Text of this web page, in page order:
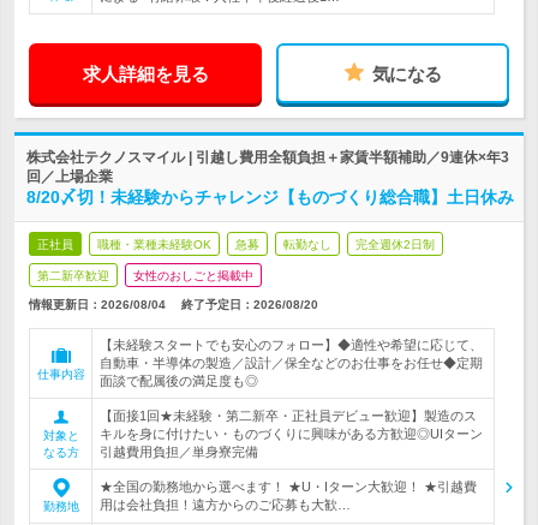
求人詳細を見る 気になる
株式会社テクノスマイル | 引越し費用全額負担＋家賃半額補助／9連休×年3
回／上場企業
8/20〆切！未経験からチャレンジ【ものづくり総合職】土日休み
正社員 職種・業種未経験OK 急募 転勤なし 完全週休2日制
第二新卒歓迎 女性のおしごと掲載中
情報更新日：2026/08/04 終了予定日： 2026/08/20
仕事内容
【未経験スタートでも安心のフォロー】◆適性や希望に応じて、
自動車・半導体の製造／設計／保全などのお仕事をお任せ◆定期
面談で配属後の満足度も◎
対象と
なる方
【面接1回★未経験・第二新卒・正社員デビュー歓迎】製造のス
キルを身に付けたい・ものづくりに興味がある方歓迎◎UIターン
引越費用負担／単身寮完備
勤務地
★全国の勤務地から選べます！ ★U・Iターン大歓迎！ ★引越費
用は会社負担！遠方からのご応募も大歓…